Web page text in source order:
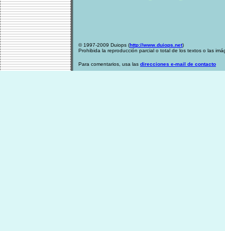
© 1997-2009 Duiops (http://www.duiops.net)
Prohibida la reproducción parcial o total de los textos o las
Para comentarios, usa las direcciones e-mail de contacto